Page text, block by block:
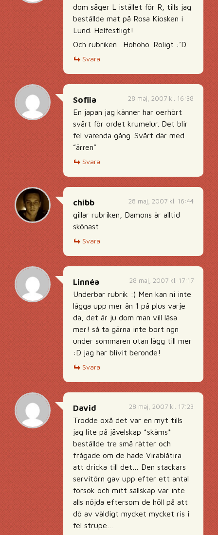
dom säger L istället för R, tills jag
beställde mat på Rosa Kiosken i
Lund. Helfestligt!
Och rubriken…Hohoho. Roligt :’D
Svara
28 maj, 2007 kl. 16:38
Sofiia
En japan jag känner har oerhört
svårt för ordet krumelur. Det blir
fel varenda gång. Svårt där med
”ärren”
Svara
28 maj, 2007 kl. 16:44
chibb
gillar rubriken, Damons är alltid
skönast
Svara
28 maj, 2007 kl. 17:17
Linnéa
Underbar rubrik :) Men kan ni inte
lägga upp mer än 1 på plus varje
da, det är ju dom man vill läsa
mer! så ta gärna inte bort ngn
under sommaren utan lägg till mer
:D jag har blivit beronde!
Svara
28 maj, 2007 kl. 17:23
David
Trodde oxå det var en myt tills
jag lite på jävelskap *skäms*
beställde tre små rätter och
frågade om de hade Virablåtira
att dricka till det… Den stackars
servitörn gav upp efter ett antal
försök och mitt sällskap var inte
alls nöjda eftersom de höll på att
dö av väldigt mycket mycket ris i
fel strupe…